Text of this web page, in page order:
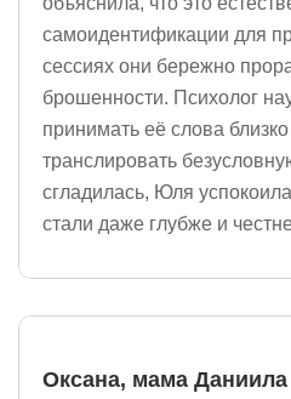
самоидентификации для
сессиях они бережно
брошенности. Психолог
принимать её слова близко
транслировать
сгладилась, Юля
стали даже глубже и
Оксана, мама Даниила